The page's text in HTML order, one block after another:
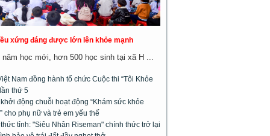
xứng đáng được lớn lên khỏe mạnh
học mới, hơn 500 học sinh tại xã H ...
Nam đồng hành tổ chức Cuộc thi “Tôi Khỏe
thứ 5
động chuỗi hoạt động “Khám sức khỏe
cho phụ nữ và trẻ em yếu thế
tỉnh: "Siêu Nhân Riseman" chính thức trở lại